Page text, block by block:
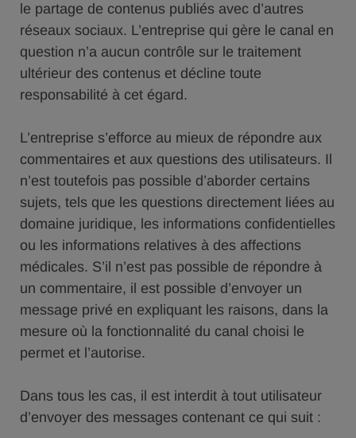
le partage de contenus publiés avec d’autres
réseaux sociaux. L’entreprise qui gère le canal en
question n’a aucun contrôle sur le traitement
ultérieur des contenus et décline toute
responsabilité à cet égard.
L’entreprise s’efforce au mieux de répondre aux
commentaires et aux questions des utilisateurs. Il
n’est toutefois pas possible d’aborder certains
sujets, tels que les questions directement liées au
domaine juridique, les informations confidentielles
ou les informations relatives à des affections
médicales. S’il n’est pas possible de répondre à
un commentaire, il est possible d’envoyer un
message privé en expliquant les raisons, dans la
mesure où la fonctionnalité du canal choisi le
permet et l’autorise.
Dans tous les cas, il est interdit à tout utilisateur
d’envoyer des messages contenant ce qui suit :